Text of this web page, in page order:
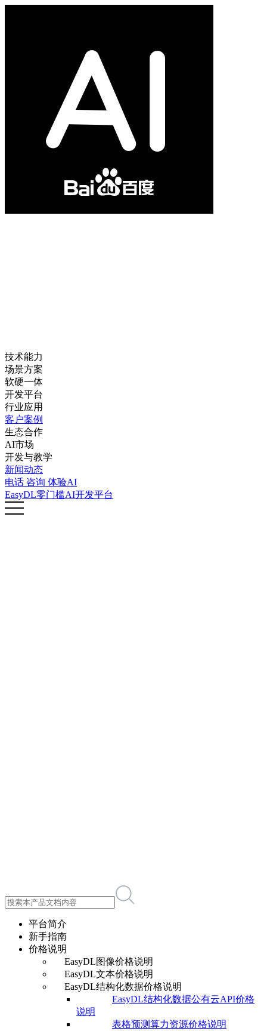
技术能力
场景方案
软硬一体
开发平台
行业应用
客户案例
生态合作
AI市场
开发与教学
新闻动态
电话 咨询 体验AI
EasyDL零门槛AI开发平台
平台简介
新手指南
价格说明
EasyDL图像价格说明
EasyDL文本价格说明
EasyDL结构化数据价格说明
EasyDL结构化数据公有云API价格
说明
表格预测算力资源价格说明